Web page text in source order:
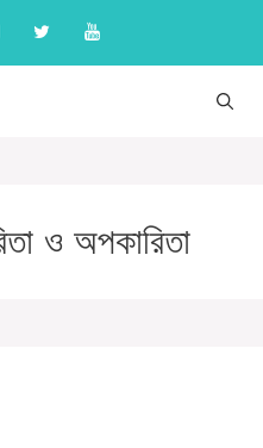
ও অপকারিতা